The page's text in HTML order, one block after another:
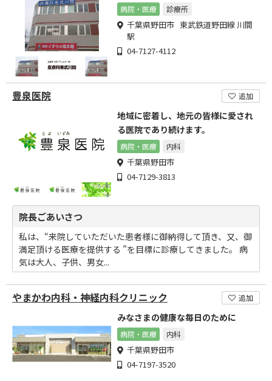
病院・医療 診療所
千葉県野田市 東武鉄道野田線 川間
駅
04-7127-4112
豊泉医院 追加
地域に密着し、地元の皆様に愛され
る医院であり続けます。
病院・医療 内科
千葉県野田市
04-7129-3813
院長ごあいさつ
私は、“来院していただいた患者様に御納得して頂き、又、御
満足頂ける医療を提供する ”を目標に診療してきました。 病
気は大人、子供、男女...
やまかわ内科・神経内科クリニック 追加
みなさまの健康な毎日のために
病院・医療 内科
千葉県野田市
04-7197-3520